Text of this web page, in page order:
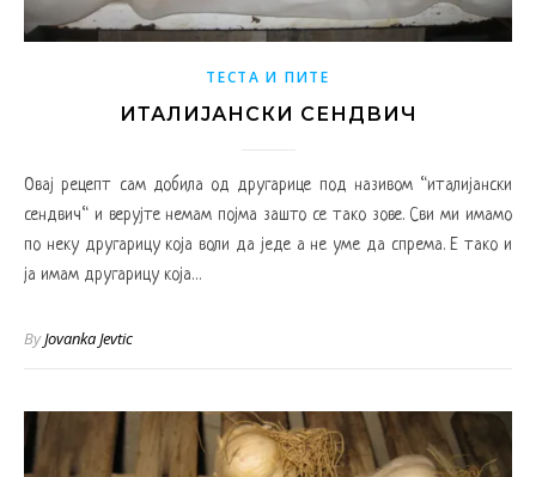
ТЕСТА И ПИТЕ
ИТАЛИЈАНСКИ СЕНДВИЧ
Овај рецепт сам добила од другарице под називом “италијански
сендвич“ и верујте немам појма зашто се тако зове. Сви ми имамо
по неку другарицу која воли да једе а не уме да спрема. Е тако и
ја имам другарицу која…
ByJovanka Jevtic